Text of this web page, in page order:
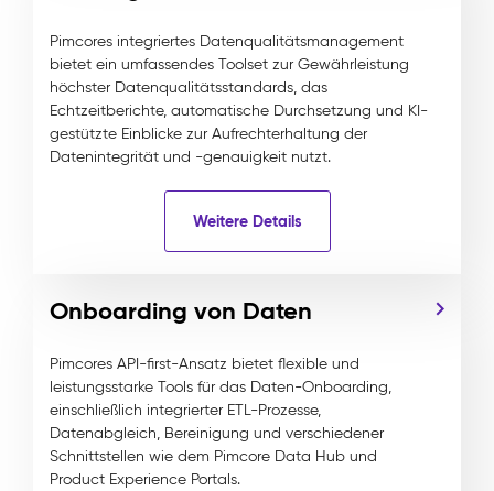
Pimcores integriertes Datenqualitätsmanagement
bietet ein umfassendes Toolset zur Gewährleistung
höchster Datenqualitätsstandards, das
Echtzeitberichte, automatische Durchsetzung und KI-
gestützte Einblicke zur Aufrechterhaltung der
Datenintegrität und -genauigkeit nutzt.
Weitere Details
Onboarding von Daten
Pimcores API-first-Ansatz bietet flexible und
leistungsstarke Tools für das Daten-Onboarding,
einschließlich integrierter ETL-Prozesse,
Datenabgleich, Bereinigung und verschiedener
Schnittstellen wie dem Pimcore Data Hub und
Product Experience Portals.